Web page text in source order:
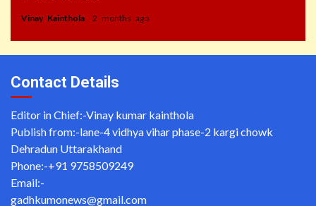
Vinay Kainthola 2 months ago
Contact Details
Editor in Chief:-Vinay kumar kainthola
Publish from:-lane-4 vidhya vihar phase-2 kargi chowk
Dehradun Uttarakhand
Phone:-+91 9758509249
Email:-
gadhkumonews@gmail.com